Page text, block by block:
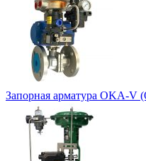
Запорная арматура OKA-V